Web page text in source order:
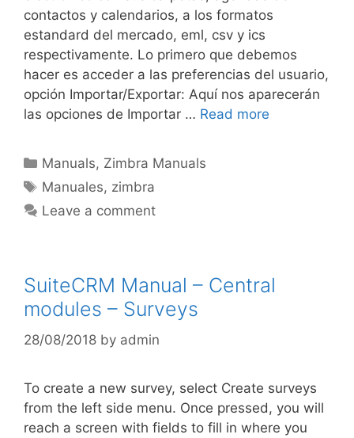
contactos y calendarios, a los formatos
estandard del mercado, eml, csv y ics
respectivamente. Lo primero que debemos
hacer es acceder a las preferencias del usuario,
opción Importar/Exportar: Aquí nos aparecerán
las opciones de Importar … Read more
Manuals, Zimbra Manuals
Manuales, zimbra
Leave a comment
SuiteCRM Manual – Central
modules – Surveys
28/08/2018 by admin
To create a new survey, select Create surveys
from the left side menu. Once pressed, you will
reach a screen with fields to fill in where you